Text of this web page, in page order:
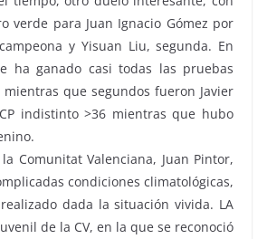
verde para Juan Ignacio Gómez por
y Yisuan Liu, segunda. En
ha ganado casi todas las pruebas
mientras que segundos fueron Javier
indistinto >36 mientras que hubo
Comunitat Valenciana, Juan Pintor,
condiciones climatológicas,
dada la situación vivida. LA
de la CV, en la que se reconoció